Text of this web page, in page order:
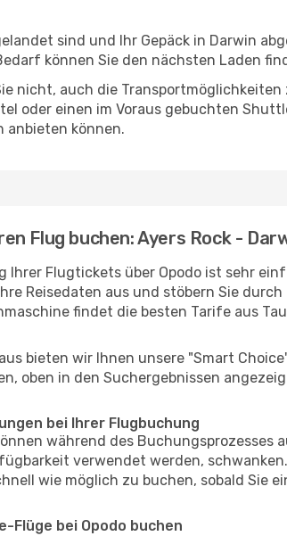
sind und Ihr Gepäck in Darwin
können Sie den nächsten Laden
nicht, auch die
oder einen im Voraus gebuchten
anbieten können.
Flug buchen: Ayers Rock -
Ihrer Flugtickets über Opodo ist sehr
Reisedaten aus und stöbern Sie
findet die besten Tarife aus
bieten wir Ihnen unsere "Smart
oben in den Suchergebnissen
bei Ihrer Flugbuchung
während des
verwendet werden,
wie möglich zu buchen, sobald Sie
Flüge bei Opodo buchen